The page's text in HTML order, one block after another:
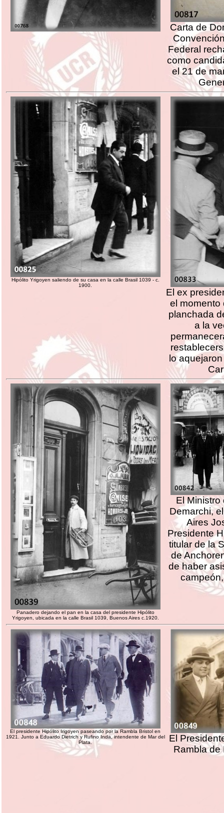
Carta de
Federal
como
el 21 de
Hipólito Yrigoyen saliendo de su casa en la calle Brasil 1039 - c.
1900.
El ex
el momento
planchada
a la
lo
Panadero dejando el pan en la casa del presidente Hipólito
Yrigoyen, ubicada en la calle Brasil 1039, Buenos Aires c.1920.
El Ministro
Demarchi,
Aires
Presidente
titular de la
de
de haber
El presidente Hipólito Irigoyen paseando por la Rambla Bristol en
1921. Junto a Eduardo Dietrich y Rufino Inda, intendente de Mar del
Plata.
El
Rambla de